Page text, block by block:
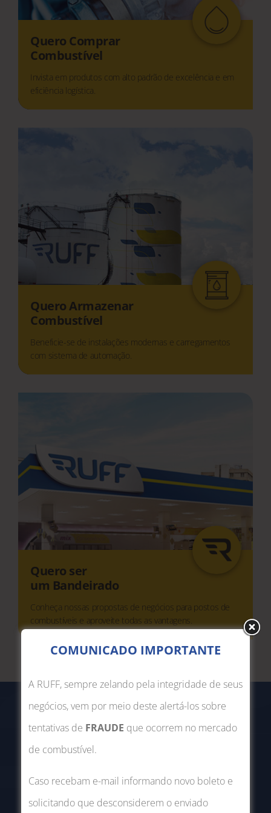
Quero Comprar
Combustível
Invista em produtos com alto padrão de excelência e em
eficiência logística.
Quero Armazenar
Combustível
Beneficie-se de instalações modernas e carregamentos
com sistema de automação.
Quero ser
um Bandeirado
Conheça nossas propostas de negócios para postos de
combustíveis e aproveite todas as vantagens.
2.083
COMUNICADO IMPORTANTE
A RUFF, sempre zelando pela integridade de seus
negócios, vem por meio deste alertá-los sobre
tentativas de FRAUDE que ocorrem no mercado
de combustível.
Caso recebam e-mail informando novo boleto e
solicitando que desconsiderem o enviado